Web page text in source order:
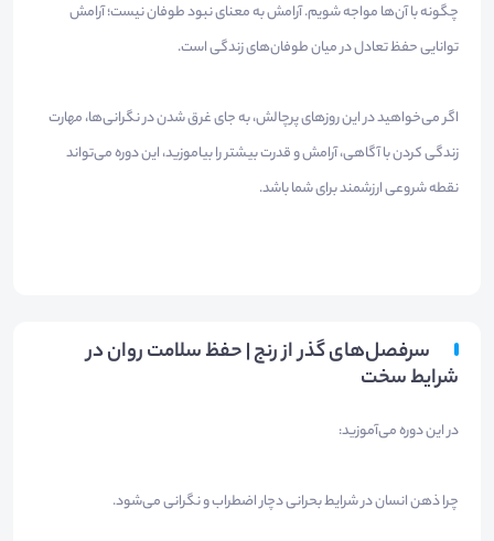
چگونه با آن‌ها مواجه شویم. آرامش به معنای نبود طوفان نیست؛ آرامش
توانایی حفظ تعادل در میان طوفان‌های زندگی است.
اگر می‌خواهید در این روزهای پرچالش، به جای غرق شدن در نگرانی‌ها، مهارت
زندگی کردن با آگاهی، آرامش و قدرت بیشتر را بیاموزید، این دوره می‌تواند
نقطه شروعی ارزشمند برای شما باشد.
سرفصل‌های گذر از رنج | حفظ سلامت روان در
شرایط سخت
در این دوره می‌آموزید:
چرا ذهن انسان در شرایط بحرانی دچار اضطراب و نگرانی می‌شود.